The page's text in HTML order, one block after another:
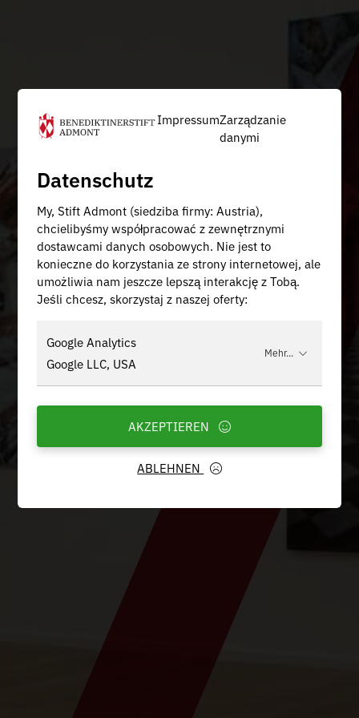
ImpressumZarządzanie
danymi
Datenschutz
My, Stift Admont (siedziba firmy: Austria),
chcielibyśmy współpracować z zewnętrznymi
dostawcami danych osobowych. Nie jest to
konieczne do korzystania ze strony internetowej, ale
umożliwia nam jeszcze lepszą interakcję z Tobą.
Jeśli chcesz, skorzystaj z naszej oferty:
Google Analytics
Google LLC, USA
Mehr...
ABLEHNEN
AKZEPTIEREN